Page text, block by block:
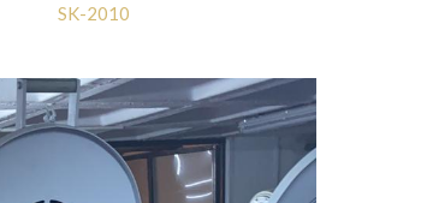
SK-2010